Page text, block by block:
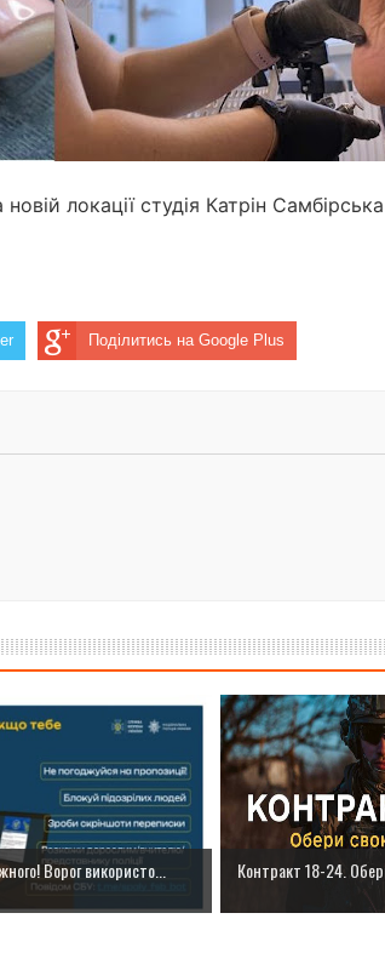
СБУ – наближай Перемогу!
запрошує на роботу внутрішньо
локації студія Катрін
Поділитись на Google Plus
Ворог використо... Контракт 18-24.